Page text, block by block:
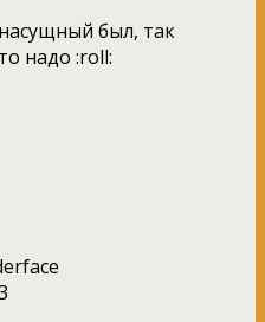
был, так
надо :roll: